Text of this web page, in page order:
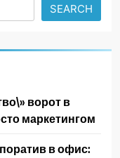
SEARCH
ворот в
маркетингом
в офис: